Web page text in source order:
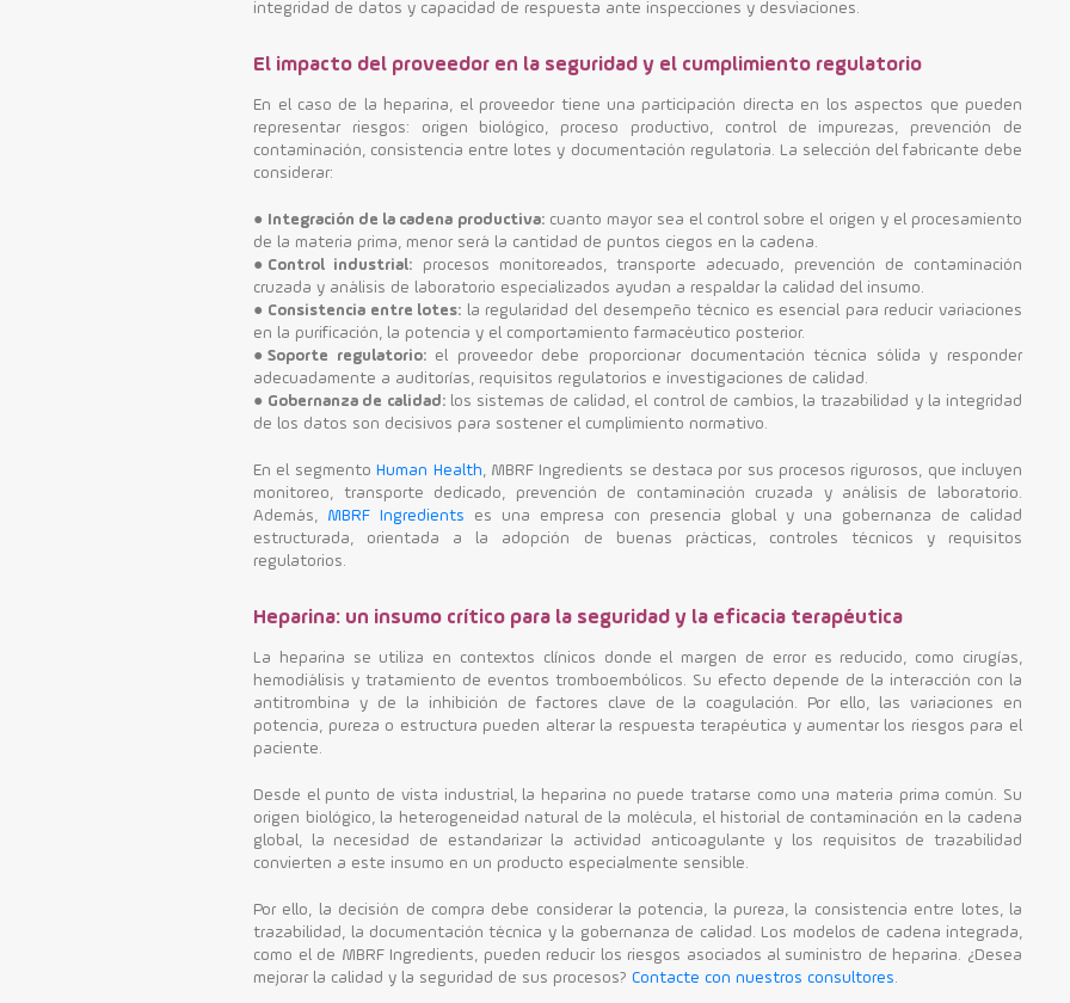
integridad de datos y capacidad de respuesta ante inspecciones y desviaciones.
El impacto del proveedor en la seguridad y el cumplimiento regulatorio
En el caso de la heparina, el proveedor tiene una participación directa en los aspectos que pueden
representar riesgos: origen biológico, proceso productivo, control de impurezas, prevención de
contaminación, consistencia entre lotes y documentación regulatoria. La selección del fabricante debe
considerar:
● Integración de la cadena productiva:cuanto mayor sea el control sobre el origen y el procesamiento
de la materia prima, menor será la cantidad de puntos ciegos en la cadena.
● Control industrial: procesos monitoreados, transporte adecuado, prevención de contaminación
cruzada y análisis de laboratorio especializados ayudan a respaldar la calidad del insumo.
● Consistencia entre lotes: la regularidad del desempeño técnico es esencial para reducir variaciones
en la purificación, la potencia y el comportamiento farmacéutico posterior.
●Soporte regulatorio:el proveedor debe proporcionar documentación técnica sólida y responder
adecuadamente a auditorías, requisitos regulatorios e investigaciones de calidad.
● Gobernanza de calidad:los sistemas de calidad, el control de cambios, la trazabilidad y la integridad
de los datos son decisivos para sostener el cumplimiento normativo.
En el segmentoHuman Health , MBRF Ingredients se destaca por sus procesos rigurosos, que incluyen
monitoreo, transporte dedicado, prevención de contaminación cruzada y análisis de laboratorio.
Además, MBRF Ingredients es una empresa con presencia global y una gobernanza de calidad
estructurada, orientada a la adopción de buenas prácticas, controles técnicos y requisitos
regulatorios.
Heparina: un insumo crítico para la seguridad y la eficacia terapéutica
La heparina se utiliza en contextos clínicos donde el margen de error es reducido, como cirugías,
hemodiálisis y tratamiento de eventos tromboembólicos. Su efecto depende de la interacción con la
antitrombina y de la inhibición de factores clave de la coagulación. Por ello, las variaciones en
potencia, pureza o estructura pueden alterar la respuesta terapéutica y aumentar los riesgos para el
paciente.
Desde el punto de vista industrial, la heparina no puede tratarse como una materia prima común. Su
origen biológico, la heterogeneidad natural de la molécula, el historial de contaminación en la cadena
global, la necesidad de estandarizar la actividad anticoagulante y los requisitos de trazabilidad
convierten a este insumo en un producto especialmente sensible.
Por ello, la decisión de compra debe considerar la potencia, la pureza, la consistencia entre lotes, la
trazabilidad, la documentación técnica y la gobernanza de calidad. Los modelos de cadena integrada,
como el de MBRF Ingredients, pueden reducir los riesgos asociados al suministro de heparina. ¿Desea
mejorar la calidad y la seguridad de sus procesos?Contacte con nuestros consultores